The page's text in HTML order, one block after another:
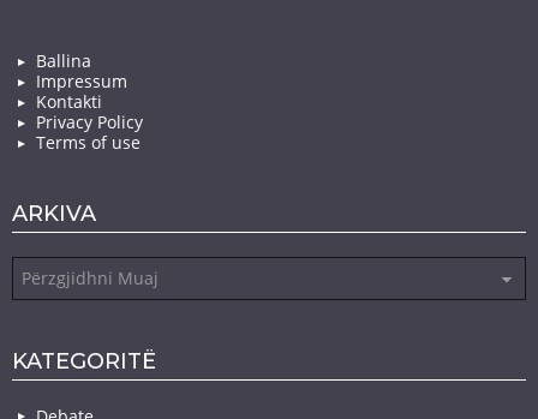
Ballina
Impressum
Kontakti
Privacy Policy
Terms of use
ARKIVA
KATEGORITË